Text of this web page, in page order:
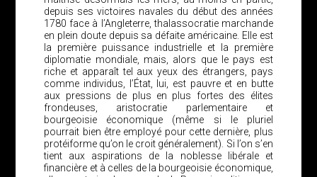
depuis ses victoires navales du début des années
1780 face à l’Angleterre, thalassocratie marchande
en plein doute depuis sa défaite américaine. Elle est
la première puissance industrielle et la première
diplomatie mondiale, mais, alors que le pays est
riche et apparaît tel aux yeux des étrangers, pays
comme individus, l’État, lui, est pauvre et en butte
aux pressions de plus en plus fortes des élites
frondeuses, aristocratie parlementaire et
bourgeoisie économique (même si le pluriel
pourrait bien être employé pour cette dernière, plus
protéiforme qu’on le croit généralement). Si l’on s’en
tient aux aspirations de la noblesse libérale et
financière et à celles de la bourgeoisie économique,